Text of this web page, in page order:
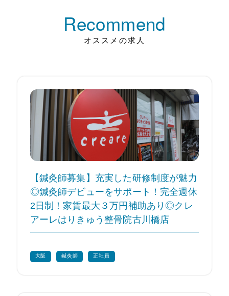
Recommend
オススメの求人
【鍼灸師募集】充実した研修制度が魅力
◎鍼灸師デビューをサポート！完全週休
2日制！家賃最大３万円補助あり◎クレ
アーレはりきゅう整骨院古川橋店
大阪 鍼灸師 正社員